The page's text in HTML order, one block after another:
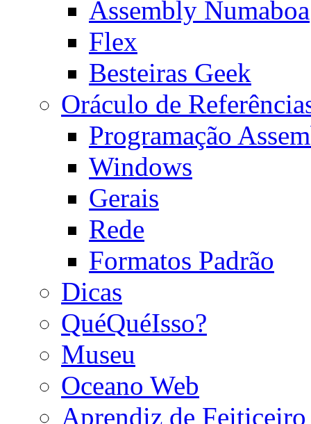
Assembly Numaboa
Flex
Besteiras Geek
Oráculo de
Programação
Windows
Gerais
Rede
Formatos Padrão
Dicas
QuéQuéIsso?
Museu
Oceano Web
Aprendiz de Feiticeiro